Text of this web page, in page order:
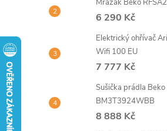
s
t
r
a
Mrazák Beko
6 290 Kč
Elektrický ohřívač
Wifi 100 EU
7 777 Kč
Sušička prádla Beko
BM3T3924WBB
8 888 Kč